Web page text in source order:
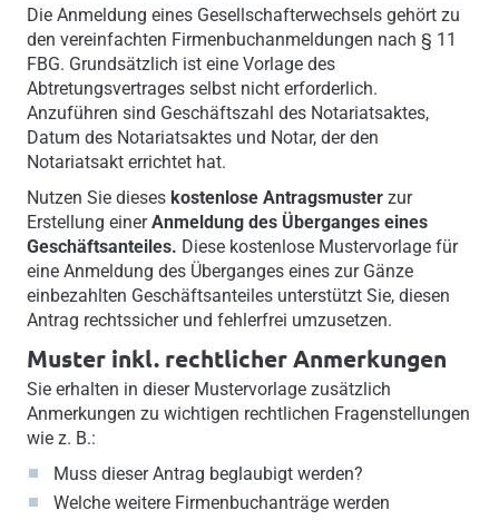
Die Anmeldung eines Gesellschafterwechsels gehört zu
den vereinfachten Firmenbuchanmeldungen nach § 11
FBG. Grundsätzlich ist eine Vorlage des
Abtretungsvertrages selbst nicht erforderlich.
Anzuführen sind Geschäftszahl des Notariatsaktes,
Datum des Notariatsaktes und Notar, der den
Notariatsakt errichtet hat.
Nutzen Sie dieses kostenlose Antragsmusterzur
Erstellung einerAnmeldung des Überganges eines
Geschäftsanteiles. Diese kostenlose Mustervorlage für
eine Anmeldung des Überganges eines zur Gänze
einbezahlten Geschäftsanteiles unterstützt Sie, diesen
Antrag rechtssicher und fehlerfrei umzusetzen.
Muster inkl. rechtlicher Anmerkungen
Sie erhalten in dieser Mustervorlage zusätzlich
Anmerkungen zu wichtigen rechtlichen Fragenstellungen
wie z. B.:
Muss dieser Antrag beglaubigt werden?
Welche weitere Firmenbuchanträge werden